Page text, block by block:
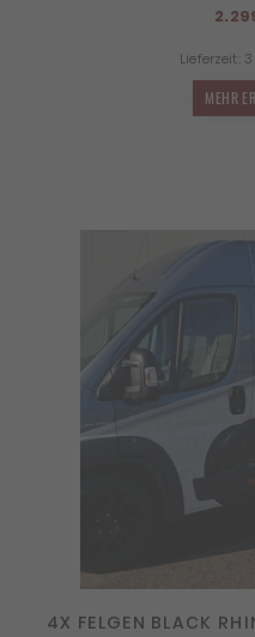
Lieferzeit:
MEHR
4X FELGEN BLACK